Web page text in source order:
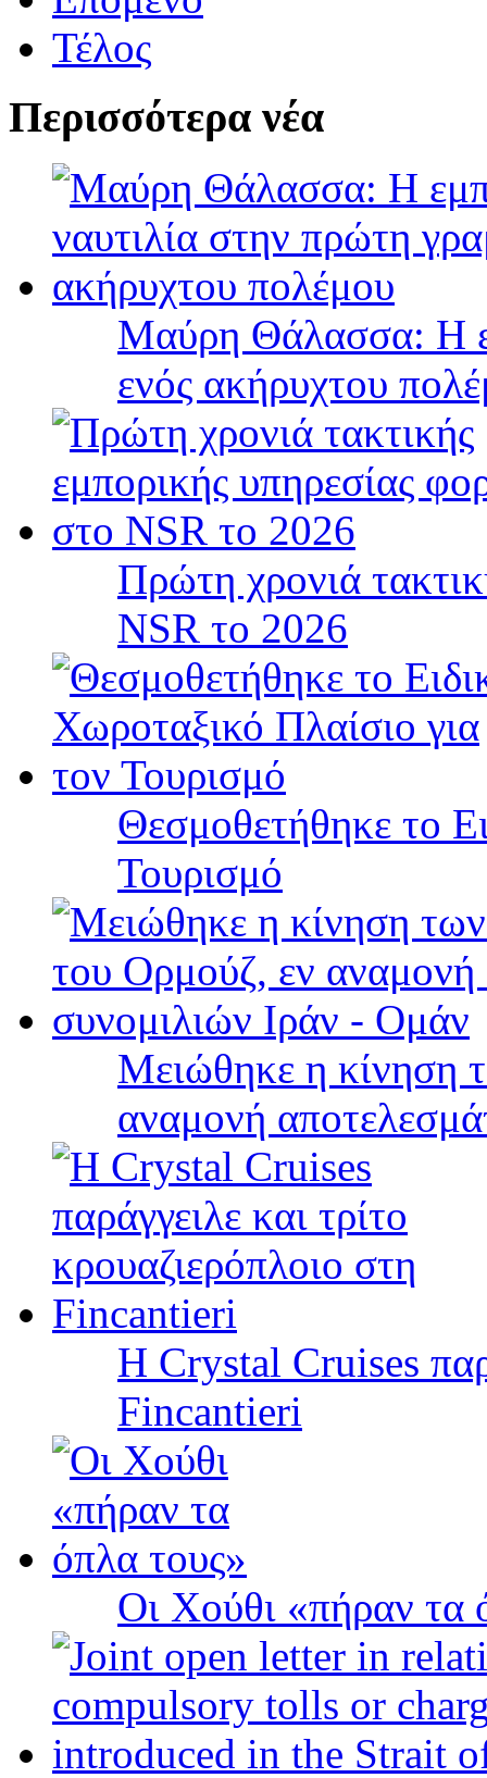
Τέλος
Περισσότερα νέα
Μαύρη Θάλασσα: Η
ενός ακήρυχτου
Πρώτη χρονιά
NSR το 2026
Θεσμοθετήθηκε το
Τουρισμό
Μειώθηκε η κίνηση
αναμονή
Η Crystal Cruises
Fincantieri
Οι Χούθι «πήραν τα